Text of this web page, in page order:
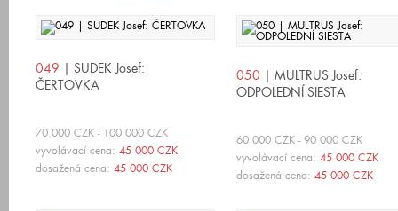
049 | SUDEK Josef:
ČERTOVKA
70 000 CZK - 100 000 CZK
vyvolávací cena: 45 000 CZK
dosažená cena: 45 000 CZK
050 | MULTRUS Josef:
ODPOLEDNÍ SIESTA
60 000 CZK - 90 000 CZK
vyvolávací cena: 45 000 CZK
dosažená cena: 45 000 CZK